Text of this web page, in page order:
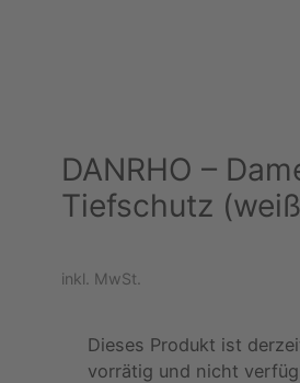
DANRHO –
Tiefschutz
inkl. MwSt.
Dieses Produkt ist
vorrätig und nicht